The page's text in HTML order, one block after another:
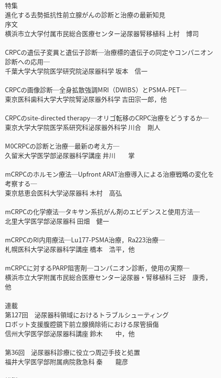
特集
進化する去勢抵抗性前立腺がんの診断と治療の最新知見
序文
横浜市立大学付属市民総合医療センター泌尿器腎移植科 上村 博司
CRPCの遺伝子変異と遺伝子診断─治療標的遺伝子の同定やコンパニオン
診断への応用─
千葉大学大学院医学研究院泌尿器科学 坂本 信一
CRPCの画像診断─全身拡散強調MRI（DWIBS）とPSMA-PET─
東京医科歯科大学大学院腎泌尿器外科学 吉田宗一郎，他
CRPCのsite-directed therapy─オリゴ転移のCRPC治療をどうするか─
東京大学大学院医学系研究科泌尿器外科学 川合 剛人
M0CRPCの診断と治療─最新の考え方─
久留米大学医学部泌尿器科学講座 井川 掌
mCRPCのホルモン療法─Upfront ARAT治療導入による治療戦略の変化を
考察する─
東京慈恵会医科大学泌尿器科 木村 高弘
mCRPCの化学療法─タキサン系抗がん剤のエビデンスと使用方法─
北里大学医学部泌尿器科 田畑 健一
mCRPCのRI内用療法─Lu177-PSMA治療，Ra223治療─
札幌医科大学泌尿器科学講座 橋本 浩平，他
mCRPCに対するPARP阻害剤─コンパニオン診断，使用の実際─
横浜市立大学附属市民総合医療センター泌尿器・腎移植科 三好 康秀，
他
連載
第127回 泌尿器科領域におけるトラブルシューティング
ロボット支援腹腔鏡下前立腺摘除術における尿管損傷
信州大学医学部泌尿器科講座 鈴木 中，他
第36回 泌尿器科診療に役立つ周辺手技と処置
福井大学医学部附属病院救急科 秦 龍彦